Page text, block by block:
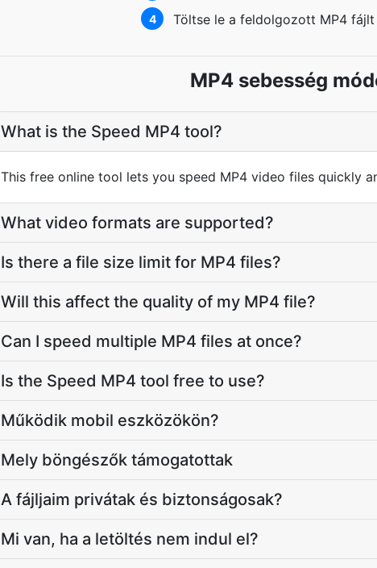
4 Töltse le a feldolgozott MP4 fájlt
MP4 sebesség
What is the Speed MP4 tool?
This free online tool lets you speed MP4 video files quickly
What video formats are supported?
Is there a file size limit for MP4 files?
Will this affect the quality of my MP4 file?
Can I speed multiple MP4 files at once?
Is the Speed MP4 tool free to use?
Működik mobil eszközökön?
Mely böngészők támogatottak
A fájljaim privátak és biztonságosak?
Mi van, ha a letöltés nem indul el?